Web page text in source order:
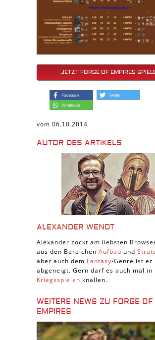
JETZT FORGE OF EMPIRES
vom 06.10.2014
AUTOR DES ARTIKELS
ALEXANDER WENDT
Alexander zockt am liebsten
aus den Bereichen Aufbau und
aber auch dem Fantasy-Genre ist er
abgeneigt. Gern darf es auch mal in
Kriegsspielen knallen.
WEITERE NEWS ZU FORGE OF
EMPIRES